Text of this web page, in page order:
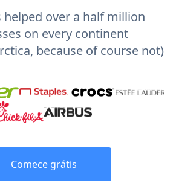
helped over a half million
on every continent
because of course not)
Comece grátis